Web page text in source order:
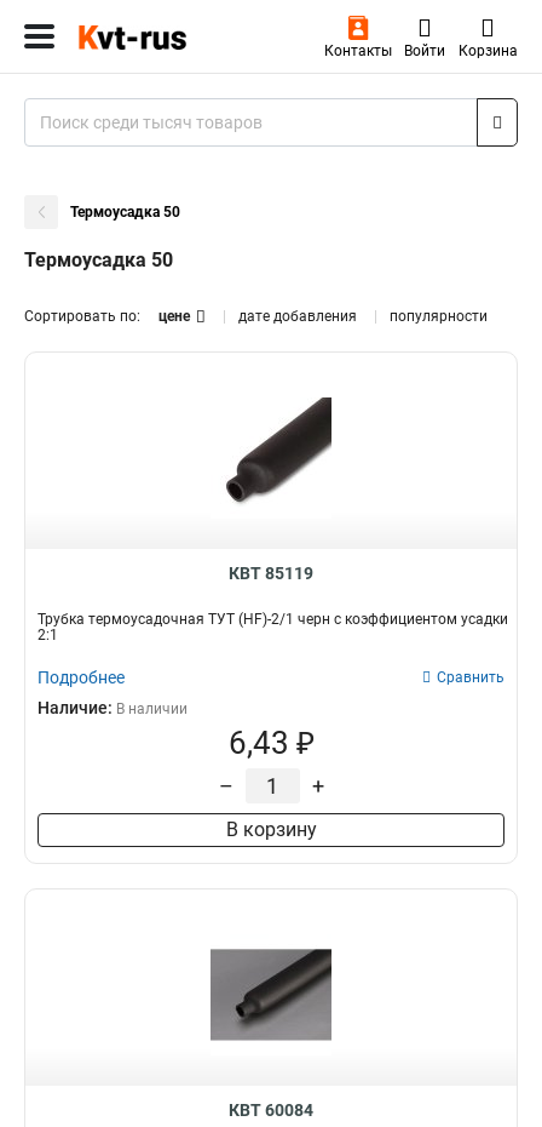
Контакты Войти Корзина
Термоусадка 50
Термоусадка 50
Сортировать по: цене дате добавления популярности
КВТ 85119
Трубка термоусадочная ТУТ (HF)-2/1 черн с коэффициентом усадки
2:1
Подробнее Сравнить
Наличие: В наличии
6,43 ₽
– +
В корзину
КВТ 60084